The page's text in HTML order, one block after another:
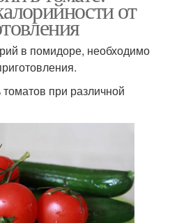
от
в помидоре, необходимо
при различной